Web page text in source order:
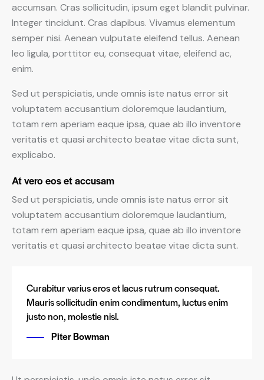
accumsan. Cras sollicitudin, ipsum eget blandit pulvinar.
Integer tincidunt. Cras dapibus. Vivamus elementum
semper nisi. Aenean vulputate eleifend tellus. Aenean
leo ligula, porttitor eu, consequat vitae, eleifend ac,
enim.
Sed ut perspiciatis, unde omnis iste natus error sit
voluptatem accusantium doloremque laudantium,
totam rem aperiam eaque ipsa, quae ab illo inventore
veritatis et quasi architecto beatae vitae dicta sunt,
explicabo.
At vero eos et accusam
Sed ut perspiciatis, unde omnis iste natus error sit
voluptatem accusantium doloremque laudantium,
totam rem aperiam eaque ipsa, quae ab illo inventore
veritatis et quasi architecto beatae vitae dicta sunt.
Curabitur varius eros et lacus rutrum consequat.
Mauris sollicitudin enim condimentum, luctus enim
justo non, molestie nisl.
Piter Bowman